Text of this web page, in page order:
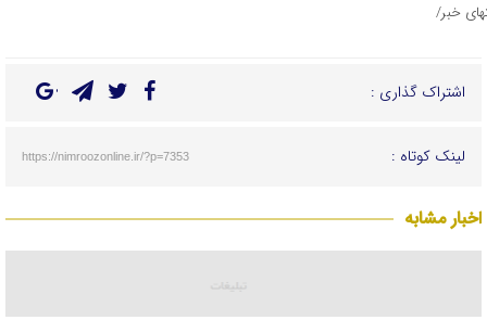
خبر/
اشتراک گذاری :
لینک کوتاه : https://nimroozonline.ir/?p=7353
اخبار مشابه